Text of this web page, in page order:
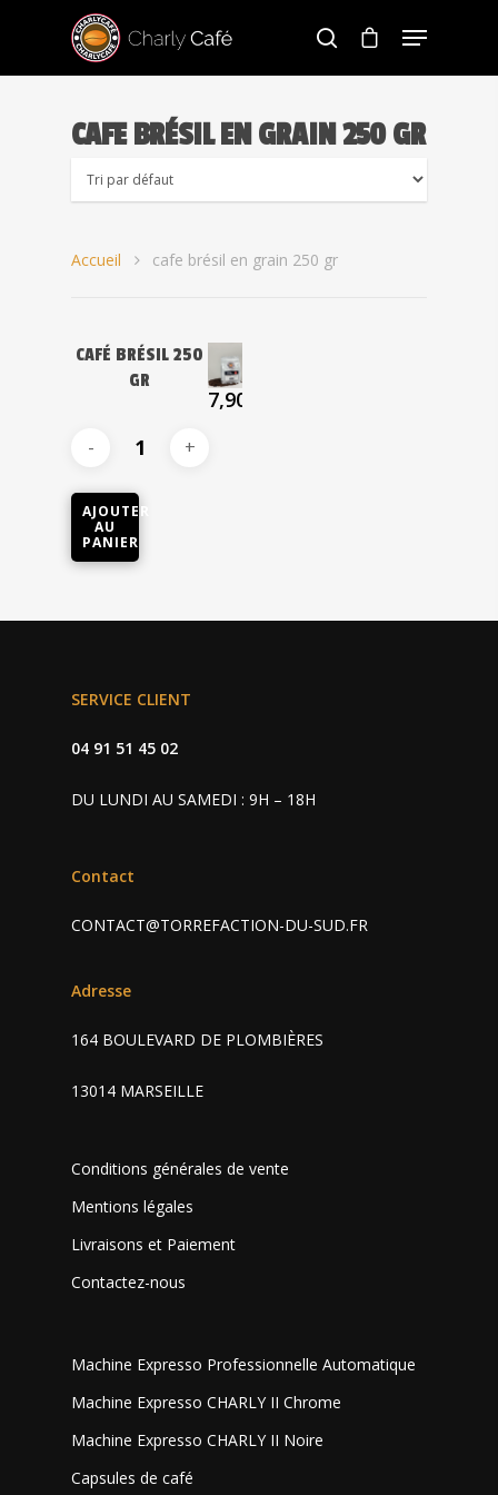
Hit enter to search or ESC to close
CAFE BRÉSIL EN GRAIN 250 GR
Accueil cafe brésil en grain 250 gr
7,90
CAFÉ BRÉSIL 250
GR
AJOUTER
AU
PANIER
SERVICE CLIENT
04 91 51 45 02
DU LUNDI AU SAMEDI : 9H – 18H
Contact
CONTACT@TORREFACTION-DU-SUD.FR
Adresse
164 BOULEVARD DE PLOMBIÈRES
13014 MARSEILLE
Conditions générales de vente
Mentions légales
Livraisons et Paiement
Contactez-nous
Machine Expresso Professionnelle Automatique
Machine Expresso CHARLY II Chrome
Machine Expresso CHARLY II Noire
Capsules de café
Capsules café
Professionnel
Accessoires